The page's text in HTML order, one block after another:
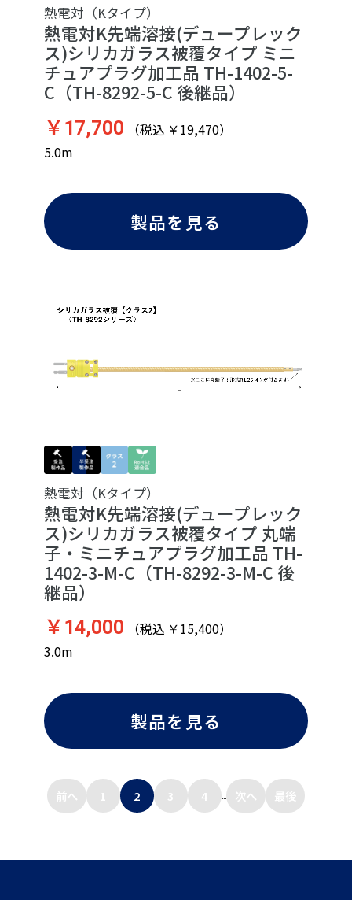
熱電対（Kタイプ）
熱電対K先端溶接(デュープレック
ス)シリカガラス被覆タイプ ミニ
チュアプラグ加工品 TH-1402-5-
C（TH-8292-5-C 後継品）
￥17,700 （税込 ￥19,470）
5.0m
製品を見る
熱電対（Kタイプ）
熱電対K先端溶接(デュープレック
ス)シリカガラス被覆タイプ 丸端
子・ミニチュアプラグ加工品 TH-
1402-3-M-C（TH-8292-3-M-C 後
継品）
￥14,000 （税込 ￥15,400）
3.0m
製品を見る
前へ 1 2 3 4 次へ 最後